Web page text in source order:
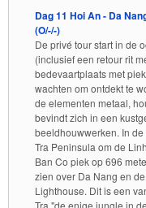
Dag 11 Hoi An - Da
(O/-/-)
De privé tour start in de
(inclusief een retour rit
bedevaartplaats met
wachten om ontdekt te
de elementen metaal,
bevindt zich in een
beeldhouwwerken. In
Tra Peninsula om de
Ban Co piek op 696
zien over Da Nang en
Lighthouse. Dit is een
Tra "de enige jungle in